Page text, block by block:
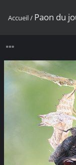
Accueil/ Paon du